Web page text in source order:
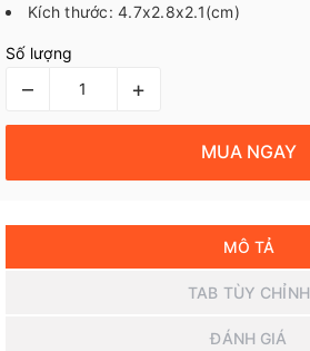
Kích thước: 4.7x2.8x2.1(cm)
Số lượng
– +
MUA NGAY
MÔ TẢ
TAB TÙY CHỈNH
ĐÁNH GIÁ